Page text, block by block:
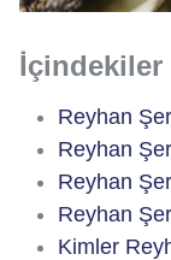
İçindekiler
Reyhan
Reyhan
Reyhan
Reyhan
Kimler